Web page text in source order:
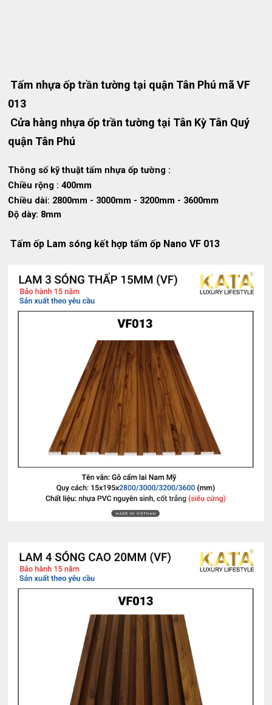
Tấm nhựa ốp trần tường tại quận Tân Phú mã VF
013
Cửa hàng nhựa ốp trần tường tại Tân Kỳ Tân Quý
quận Tân Phú
Thông số kỹ thuật tấm nhựa ốp tường :
Chiều rộng : 400mm
Chiều dài: 2800mm - 3000mm - 3200mm - 3600mm
Độ dày: 8mm
Tấm ốp Lam sóng kết hợp tấm ốp Nano VF 013